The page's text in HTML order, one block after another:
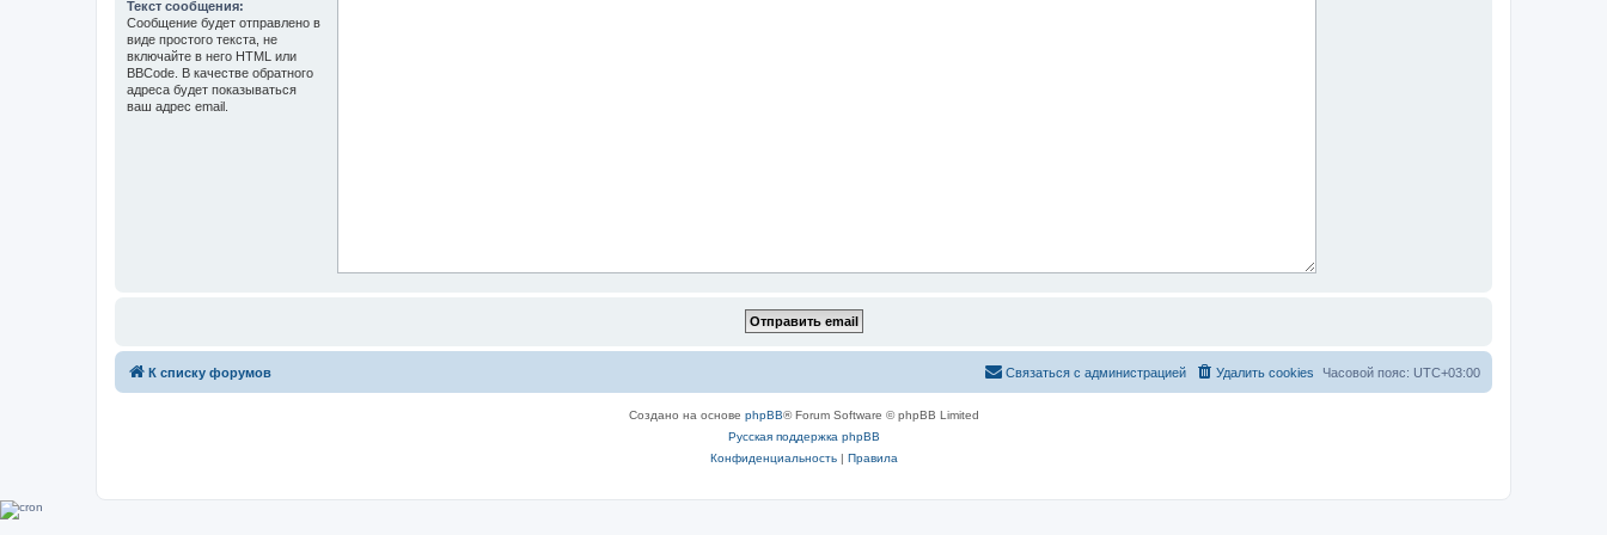
Текст сообщения:
Сообщение будет отправлено в
виде простого текста, не
включайте в него HTML или
BBCode. В качестве обратного
адреса будет показываться
ваш адрес email.
К списку форумов Часовой пояс: UTC+03:00
Удалить cookies
Связаться с администрацией
Создано на основе phpBB® Forum Software © phpBB Limited
Русская поддержка phpBB
Конфиденциальность| Правила